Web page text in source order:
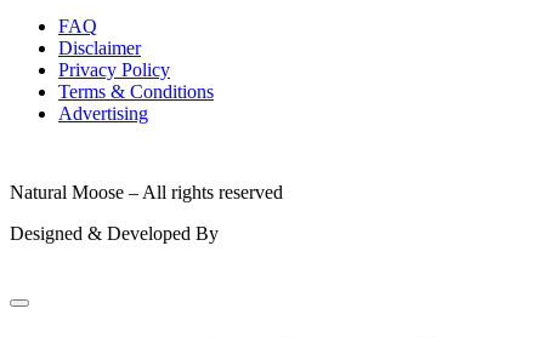
FAQ
Disclaimer
Privacy Policy
Terms & Conditions
Advertising
Natural Moose – All rights reserved
Designed & Developed By